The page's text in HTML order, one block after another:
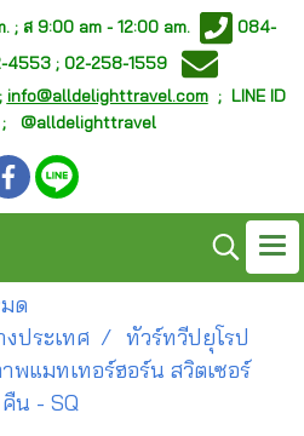
; ส 9:00 am - 12:00 am.
084-
4553 ; 02-258-1559
info@alldelighttravel.com; LINE ID
@alldelighttravel
ด
ประเทศ
ทัวร์ทวีปยุโรป
พแมทเทอร์ฮอร์น สวิตเซอร์
น - SQ